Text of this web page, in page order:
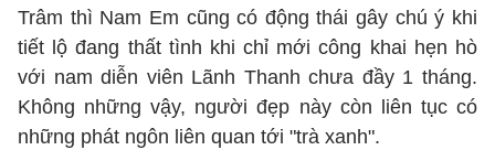
Trâm thì Nam Em cũng có động thái gây chú ý khi
tiết lộ đang thất tình khi chỉ mới công khai hẹn hò
với nam diễn viên Lãnh Thanh chưa đầy 1 tháng.
Không những vậy, người đẹp này còn liên tục có
những phát ngôn liên quan tới "trà xanh".